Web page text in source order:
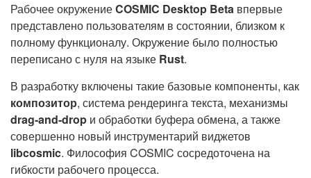
Рабочее окружениеCOSMIC Desktop Beta впервые
представлено пользователям в состоянии, близком к
полному функционалу. Окружение было полностью
переписано с нуля на языке Rust.
В разработку включены такие базовые компоненты, как
композитор, система рендеринга текста, механизмы
drag-and-drop и обработки буфера обмена, а также
совершенно новый инструментарий виджетов
libcosmic. Философия COSMIC сосредоточена на
гибкости рабочего процесса.